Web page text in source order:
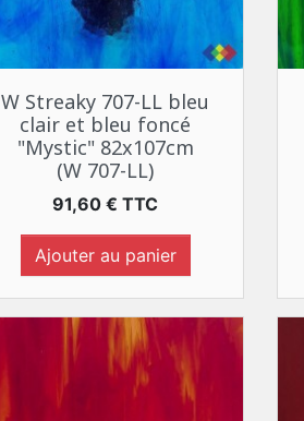
Aperçu rapide
W Streaky 707-LL bleu
clair et bleu foncé
"Mystic" 82x107cm
(W 707-LL)
Prix
91,60 € TTC
Ajouter au panier